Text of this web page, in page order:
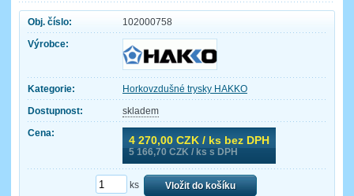
Obj. číslo:
102000758
Výrobce:
Kategorie:
Horkovzdušné trysky HAKKO
Dostupnost:
skladem
Cena:
4 270,00 CZK / ks bez DPH
5 166,70 CZK / ks s DPH
ks Vložit do košíku